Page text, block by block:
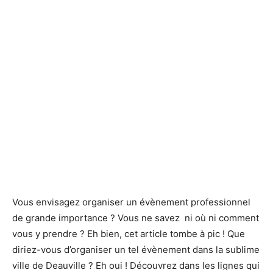
Vous envisagez organiser un évènement professionnel
de grande importance ? Vous ne savez ni où ni comment
vous y prendre ? Eh bien, cet article tombe à pic ! Que
diriez-vous d’organiser un tel évènement dans la sublime
ville de Deauville ? Eh oui ! Découvrez dans les lignes qui